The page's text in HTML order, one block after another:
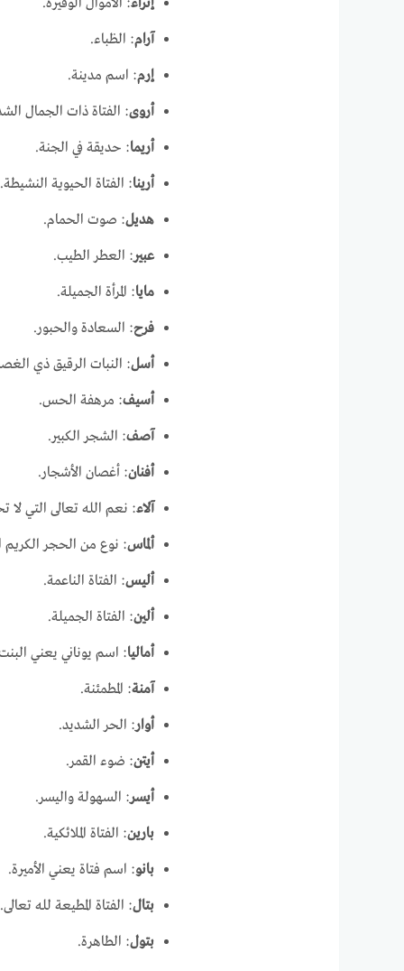
آرام: الظباء.
إرم: اسم مدينة.
أروى: الفتاة ذات الجمال
أريما: حديقة في الجنة.
أرينا: الفتاة الحيوية النشيطة.
هديل: صوت الحمام.
عبير: العطر الطيب.
مايا: المرأة الجميلة.
فرح: السعادة والحبور.
أسل: النبات الرقيق ذي
أسيف: مرهفة الحس.
آصف: الشجر الكبير.
أفنان: أغصان الأشجار.
آلاء: نعم الله تعالى التي لا
ألماس: نوع من الحجر الكريم
أليس: الفتاة الناعمة.
ألين: الفتاة الجميلة.
أماليا: اسم يوناني يعني
آمنة: المطمئنة.
أوار: الحر الشديد.
أيتن: ضوء القمر.
أيسر: السهولة واليسر.
بارين: الفتاة الملائكية.
بانو: اسم فتاة يعني الأميرة.
بتال: الفتاة المطيعة لله تعالى.
بتول: الطاهرة.